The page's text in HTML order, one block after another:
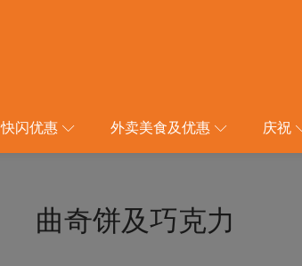
快闪优惠 外卖美食及优惠 庆祝
曲奇饼及巧克力